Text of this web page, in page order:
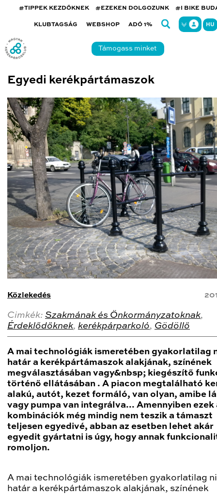
#TIPPEK KEZDŐKNEK #EZEKEN DOLGOZUNK #I BIKE
KLUBTAGSÁG WEBSHOP ADÓ 1% HU
Támogass minket
Egyedi kerékpártámaszok
Közlekedés
Cimkék: Szakmának és Önkormányzatoknak,
Érdeklődőknek, kerékpárparkoló, Gödöllő
A mai technológiák ismeretében gyakorlatilag
határ a kerékpártámaszok alakjának, színének
megválasztásában vagy&nbsp; kiegészítő
történő ellátásában . A piacon megtalálható
alakú, autót, kezet formáló, van olyan, amibe
vagy pumpa van integrálva... Amennyiben ezek
kombinációk még mindig nem teszik a támaszt
teljesen egyedivé, abban az esetben lehet akár
egyedit gyártatni is úgy, hogy annak
romoljon.
A mai technológiák ismeretében gyakorlatilag
határ a kerékpártámaszok alakjának, színének